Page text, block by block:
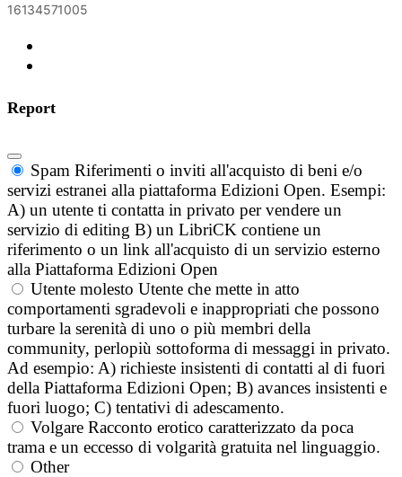
16134571005
Report
Spam Riferimenti o inviti all'acquisto di beni e/o
servizi estranei alla piattaforma Edizioni Open. Esempi:
A) un utente ti contatta in privato per vendere un
servizio di editing B) un LibriCK contiene un
riferimento o un link all'acquisto di un servizio esterno
alla Piattaforma Edizioni Open
Utente molesto Utente che mette in atto
comportamenti sgradevoli e inappropriati che possono
turbare la serenità di uno o più membri della
community, perlopiù sottoforma di messaggi in privato.
Ad esempio: A) richieste insistenti di contatti al di fuori
della Piattaforma Edizioni Open; B) avances insistenti e
fuori luogo; C) tentativi di adescamento.
Volgare Racconto erotico caratterizzato da poca
trama e un eccesso di volgarità gratuita nel linguaggio.
Other